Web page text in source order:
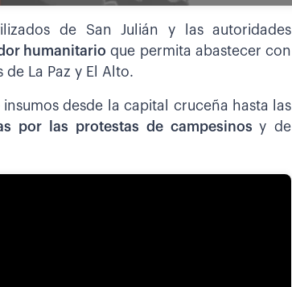
de San Julián y las autoridades
humanitario que permita abastecer con
La Paz y El Alto.
desde la capital cruceña hasta las
por las protestas de campesinosy de